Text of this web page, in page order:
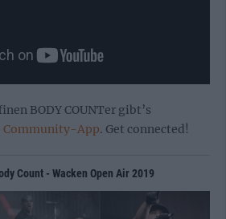
BODY COUNTer gibt’s
Community-App. Get connected!
Count - Wacken Open Air 2019